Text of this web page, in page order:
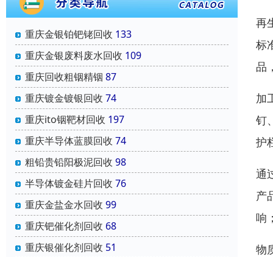
重庆金银铂钯铑回收 133
重庆金银废料废水回收 109
重庆回收粗铟精铟 87
重庆镀金镀银回收 74
重庆ito铟靶材回收 197
重庆半导体蓝膜回收 74
粗铅贵铅阳极泥回收 98
半导体镀金硅片回收 76
重庆金盐金水回收 99
重庆钯催化剂回收 68
重庆银催化剂回收 51
再
标
品
加
钉
护
通
产
响
物